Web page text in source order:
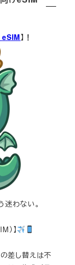
】！
迷わない。
）】
差し替えは不